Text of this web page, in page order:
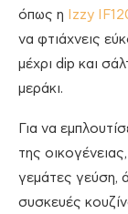
όπως η Izzy
να φτιάχνεις
μέχρι dip και
μεράκι.
Για να
της
γεμάτες γεύση,
συσκευές